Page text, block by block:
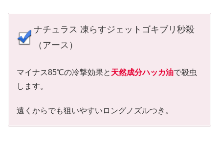
ナチュラス 凍らすジェットゴキブリ秒殺
（アース）
マイナス85℃の冷撃効果と 天然成分ハッカ油で殺虫
します。
遠くからでも狙いやすいロングノズルつき。